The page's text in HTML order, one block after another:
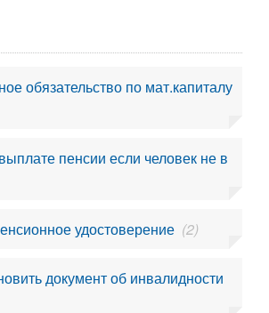
обязательство по мат.капиталу
пенсии если человек не в
удостоверение (2)
документ об инвалидности